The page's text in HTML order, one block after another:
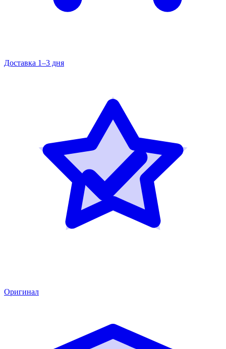
Доставка 1–3 дня
Оригинал